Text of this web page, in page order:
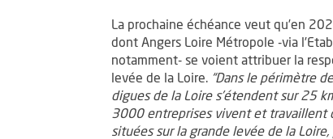
La prochaine échéance veut qu’en
dont Angers Loire Métropole -via
notamment- se voient attribuer la
levée de la Loire. “Dans le périmètre
digues de la Loire s’étendent sur 25
3000 entreprises vivent et travaillent
situées sur la grande levée de la